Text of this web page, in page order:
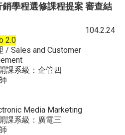
學程選修課程提案 審查結
104.2.24
2.0
/ Sales and Customer
課系級：企管四
Media Marketing
課系級：廣電三